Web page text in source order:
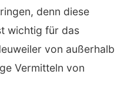
denn diese
wichtig für das
von außerhalb
Vermitteln von